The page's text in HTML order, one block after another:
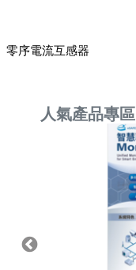
零序電流互感器
人氣產品專區